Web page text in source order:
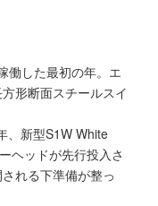
働した最初の年。エ
形断面スチールスイ
、新型S1W White
ヘッドが先行投入さ
れる下準備が整っ